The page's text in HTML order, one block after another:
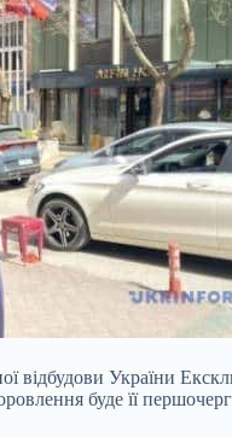
відбудови України
буде її